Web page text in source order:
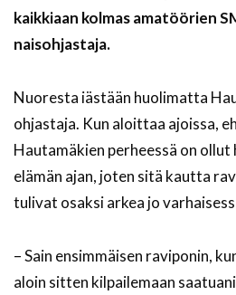
kaikkiaan kolmas amatöörien
naisohjastaja.
Nuoresta iästään huolimatta
ohjastaja. Kun aloittaa ajoissa,
Hautamäkien perheessä on ollut
elämän ajan, joten sitä kautta
tulivat osaksi arkea jo
– Sain ensimmäisen raviponin,
aloin sitten kilpailemaan